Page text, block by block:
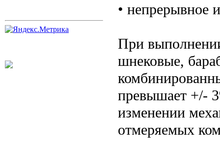
• непрерывное
При
шнековые,
превышает +/-
изменении
отмеряемых